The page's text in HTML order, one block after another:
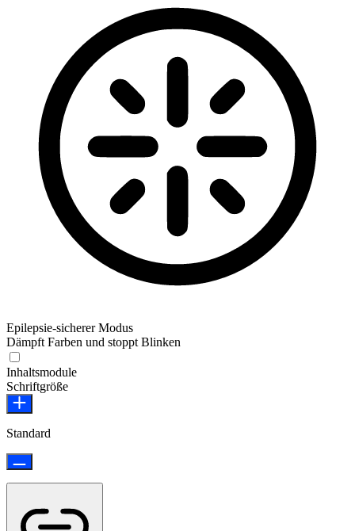
Epilepsie-sicherer Modus
Dämpft Farben und stoppt Blinken
Inhaltsmodule
Schriftgröße
Standard